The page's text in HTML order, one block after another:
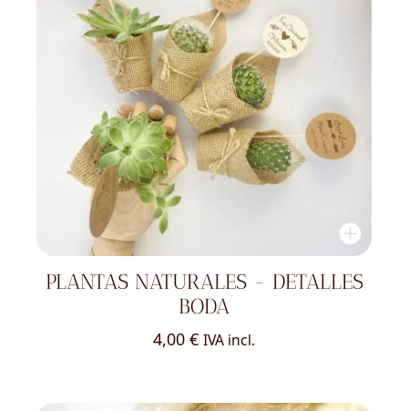
PLANTAS NATURALES - DETALLES
BODA
4,00 € IVA incl.